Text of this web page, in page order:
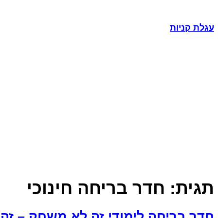
עגלת קניות
תגית: חדר בריחה חינוכי